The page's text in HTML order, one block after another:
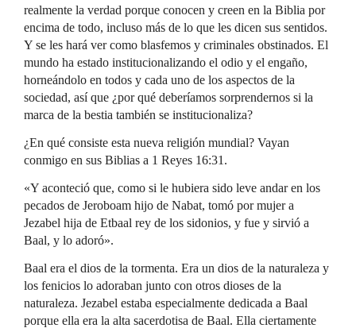
realmente la verdad porque conocen y creen en la Biblia por
encima de todo, incluso más de lo que les dicen sus sentidos.
Y se les hará ver como blasfemos y criminales obstinados. El
mundo ha estado institucionalizando el odio y el engaño,
horneándolo en todos y cada uno de los aspectos de la
sociedad, así que ¿por qué deberíamos sorprendernos si la
marca de la bestia también se institucionaliza?
¿En qué consiste esta nueva religión mundial? Vayan
conmigo en sus Biblias a 1 Reyes 16:31.
«Y aconteció que, como si le hubiera sido leve andar en los
pecados de Jeroboam hijo de Nabat, tomó por mujer a
Jezabel hija de Etbaal rey de los sidonios, y fue y sirvió a
Baal, y lo adoró».
Baal era el dios de la tormenta. Era un dios de la naturaleza y
los fenicios lo adoraban junto con otros dioses de la
naturaleza. Jezabel estaba especialmente dedicada a Baal
porque ella era la alta sacerdotisa de Baal. Ella ciertamente